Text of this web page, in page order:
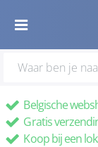
Belgische
Gratis
Koop bij een